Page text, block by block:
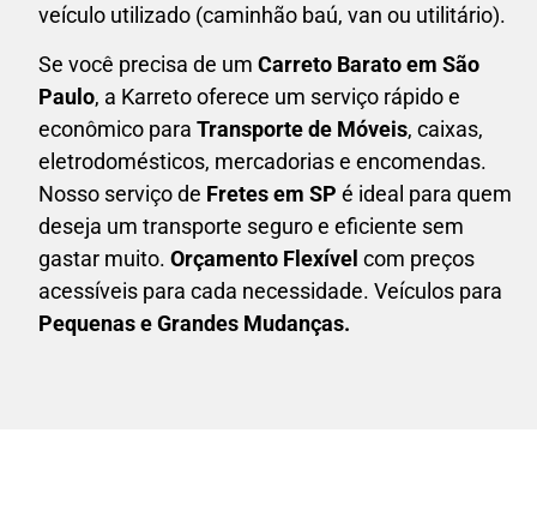
veículo utilizado (caminhão baú, van ou utilitário).
Se você precisa de um Carreto Barato em São
Paulo, a Karreto oferece um serviço rápido e
econômico para Transporte de Móveis, caixas,
eletrodomésticos, mercadorias e encomendas.
Nosso serviço de Fretes em SP é ideal para quem
deseja um transporte seguro e eficiente sem
gastar muito. Orçamento Flexível com preços
acessíveis para cada necessidade. Veículos para
Pequenas e Grandes Mudanças.